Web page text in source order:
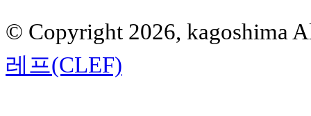
© Copyright 2026, kagoshima
레프(CLEF)